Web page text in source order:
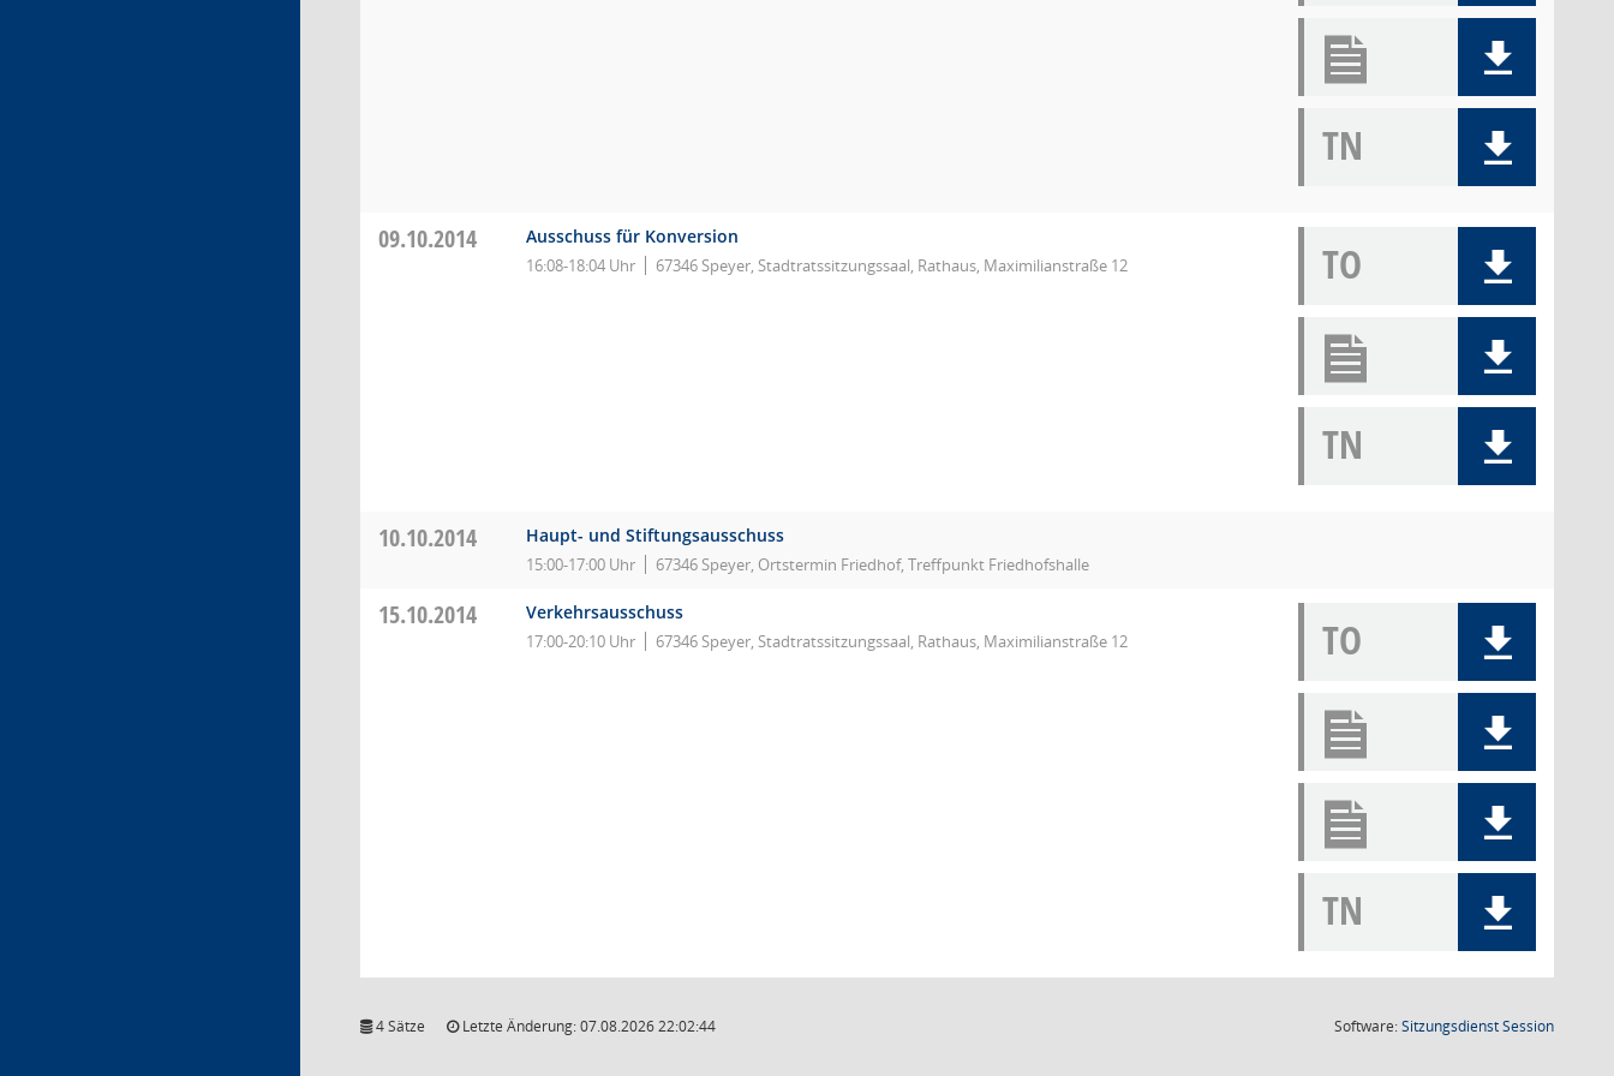
TN
09.10.2014 Ausschuss für Konversion
16:08-18:04 Uhr 67346 Speyer, Stadtratssitzungssaal, Rathaus, Maximilianstraße 12 TO
TN
10.10.2014 Haupt- und Stiftungsausschuss
15:00-17:00 Uhr 67346 Speyer, Ortstermin Friedhof, Treffpunkt Friedhofshalle
15.10.2014 Verkehrsausschuss
17:00-20:10 Uhr 67346 Speyer, Stadtratssitzungssaal, Rathaus, Maximilianstraße 12 TO
TN
4 Sätze Letzte Änderung: 07.08.2026 22:02:44 Software:SitzungsdienstSession(Wird in